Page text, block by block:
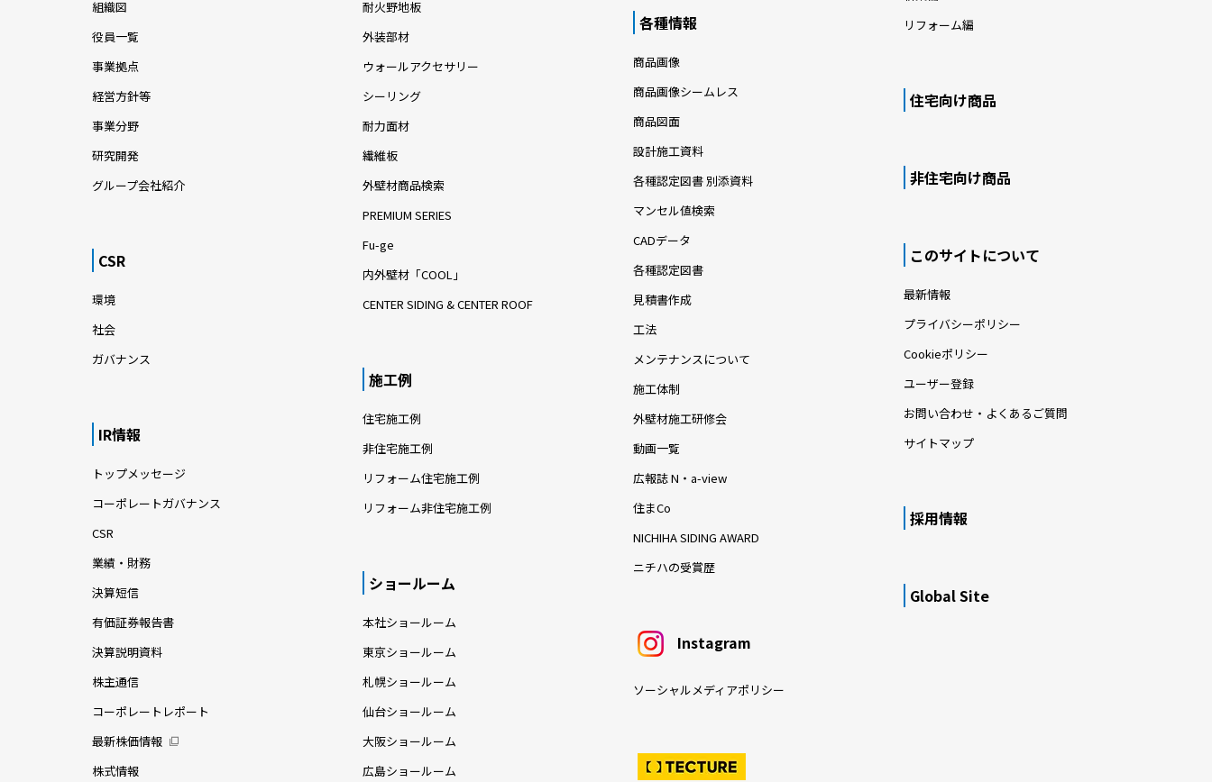
組織図
役員一覧
事業拠点
経営方針等
事業分野
研究開発
グループ会社紹介
CSR
環境
社会
ガバナンス
IR情報
トップメッセージ
コーポレートガバナンス
CSR
業績・財務
決算短信
有価証券報告書
決算説明資料
株主通信
コーポレートレポート
最新株価情報
株式情報
耐火野地板
外装部材
ウォールアクセサリー
シーリング
耐力面材
繊維板
外壁材商品検索
PREMIUM SERIES
Fu-ge
内外壁材「COOL」
CENTER SIDING & CENTER ROOF
施工例
住宅施工例
非住宅施工例
リフォーム住宅施工例
リフォーム非住宅施工例
ショールーム
本社ショールーム
東京ショールーム
札幌ショールーム
仙台ショールーム
大阪ショールーム
広島ショールーム
各種情報
商品画像
商品画像シームレス
商品図面
設計施工資料
各種認定図書 別添資料
マンセル値検索
CADデータ
各種認定図書
見積書作成
工法
メンテナンスについて
施工体制
外壁材施工研修会
動画一覧
広報誌 N・a-view
住まCo
NICHIHA SIDING AWARD
ニチハの受賞歴
Instagram
ソーシャルメディアポリシー
リフォーム編
住宅向け商品
非住宅向け商品
このサイトについて
最新情報
プライバシーポリシー
Cookieポリシー
ユーザー登録
お問い合わせ・よくあるご質問
サイトマップ
採用情報
Global Site